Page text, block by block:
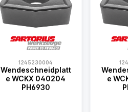
1245230004
Wendeschneidplatt
e WCKX 040204
PH6930
e WCKX 030204